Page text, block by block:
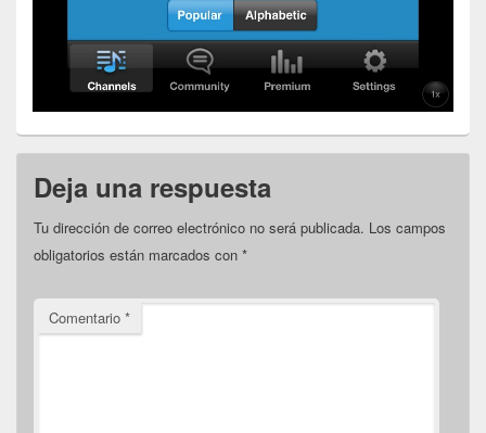
Deja una respuesta
Tu dirección de correo electrónico no será publicada. Los campos
obligatorios están marcados con *
Comentario *